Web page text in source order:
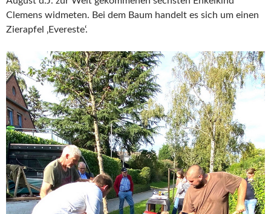
Clemens widmeten. Bei dem Baum handelt es sich um einen
Zierapfel ‚Evereste‘.